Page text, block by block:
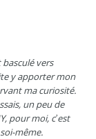
vers
y apporter mon
ma curiosité.
un peu de
pour moi, c’est
même.